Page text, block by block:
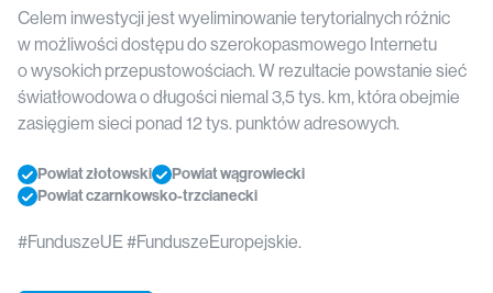
Celem inwestycji jest wyeliminowanie terytorialnych różnic
w możliwości dostępu do szerokopasmowego Internetu
o wysokich przepustowościach. W rezultacie powstanie sieć
światłowodowa o długości niemal 3,5 tys. km, która obejmie
zasięgiem sieci ponad 12 tys. punktów adresowych.
Powiat złotowski
Powiat wągrowiecki
Powiat czarnkowsko-trzcianecki
#FunduszeUE #FunduszeEuropejskie.